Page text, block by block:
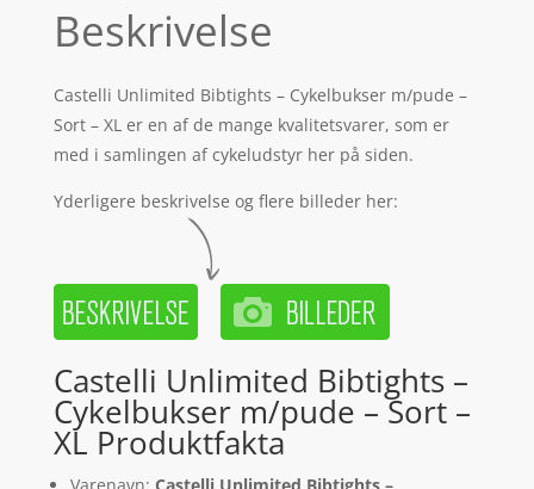
Beskrivelse
Castelli Unlimited Bibtights – Cykelbukser m/pude –
Sort – XL er en af de mange kvalitetsvarer, som er
med i samlingen af cykeludstyr her på siden.
Yderligere beskrivelse og flere billeder her:
Castelli Unlimited Bibtights –
Cykelbukser m/pude – Sort –
XL Produktfakta
Varenavn: Castelli Unlimited Bibtights –